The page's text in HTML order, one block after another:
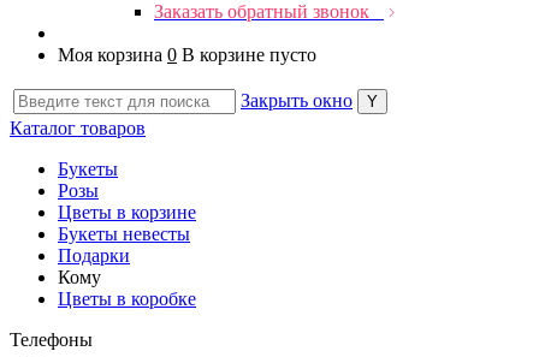
Заказать обратный звонок
Моя корзина 0 В корзине пусто
Закрыть окно
Каталог товаров
Букеты
Розы
Цветы в корзине
Букеты невесты
Подарки
Кому
Цветы в коробке
Телефоны